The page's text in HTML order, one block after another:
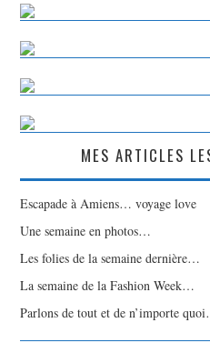
MES ARTICLES
Escapade à Amiens… voyage love
Une semaine en photos…
Les folies de la semaine dernière…
La semaine de la Fashion Week…
Parlons de tout et de n’importe